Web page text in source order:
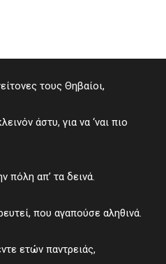
τους Θηβαίοι,
άστυ, για να ‘ναι πιο
πόλη απ’ τα δεινά.
που αγαπούσε αληθινά.
ετών παντρειάς,